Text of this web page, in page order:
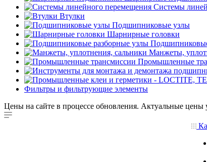
Системы
Втулки
Подшипниковые узлы
Шарнирные головки
Манжеты,
Промышленные
Фильтры и фильтрующие элементы
Цены на сайте в процессе обновления. Актуальные